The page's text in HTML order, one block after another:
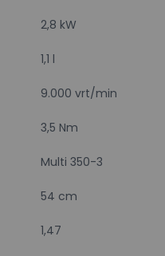
2,8 kW
1,1 l
9.000 vrt/min
3,5 Nm
Multi 350-3
54 cm
1,47